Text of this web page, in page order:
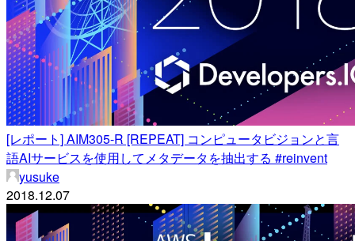
[レポート] AIM305-R [REPEAT] コンピュータビジョンと言
語AIサービスを使用してメタデータを抽出する #reinvent
yusuke
2018.12.07